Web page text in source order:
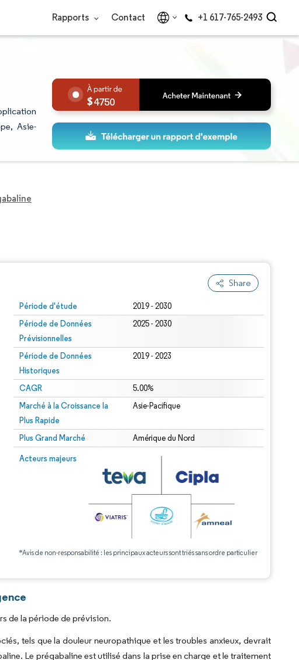
Rapports Contact +1 617-765-2493
Asie-
4750
Share
Période d'étude 2019 - 2030
Période de Données
Prévisionnelles
2025 - 2030
Période de Données
Historiques
2019 - 2023
CAGR 5.00%
Marché à la Croissance la
Plus Rapide
Asie-Pacifique
Plus Grand Marché Amérique du Nord
Acteurs majeurs
*Avis de non-responsabilité : les principaux acteurs sont triés sans ordre particulier
de la période de prévision.
tels que la douleur neuropathique et les troubles anxieux, devrait
Le prégabaline est utilisé dans la prise en charge et le traitement